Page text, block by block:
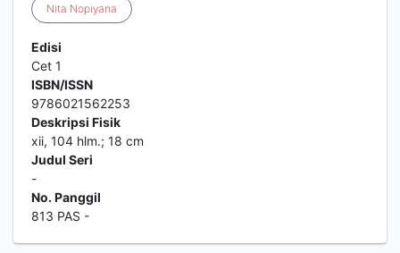
Nita Nopiyana
Edisi
Cet 1
ISBN/ISSN
9786021562253
Deskripsi Fisik
xii, 104 hlm.; 18 cm
Judul Seri
-
No. Panggil
813 PAS -